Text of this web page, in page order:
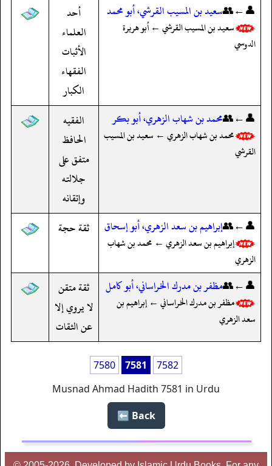
👤←👥سعيد بن المسيب القرشي، أبو محمد
سعيد بن المسيب القرشي ← أبو هريرة
الدوسي
أحد
العلماء
الأثبات
الفقهاء
الكبار
👤←👥محمد بن شهاب الزهري، أبو بكر
محمد بن شهاب الزهري ← سعيد بن المسيب
القرشي
الفقيه
الحافظ
متفق على
جلالته
وإتقانه
👤←👥إبراهيم بن سعد الزهري، أبو إسحاق
إبراهيم بن سعد الزهري ← محمد بن شهاب
الزهري
ثقة حجة
👤←👥مظفر بن مدرك الخراساني، أبو كامل
مظفر بن مدرك الخراساني ← إبراهيم بن
سعد الزهري
ثقة متقن
لا يروي إلا
عن الثقات
7580 7581
7582
Musnad Ahmad Hadith 7581 in Urdu
Back ⬅️